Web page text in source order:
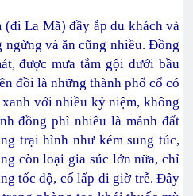
(đi La Mã) đầy ắp du khách và
và ăn cũng nhiều. Đồng
được mưa tắm gội dưới bầu
đồi là những thành phố cổ có
với nhiều kỷ niệm, không
đồng phì nhiêu là mảnh đất
trại hình như kém sung túc,
còn loại gia súc lớn nữa, chỉ
tốc độ, cố lấp đi giờ trễ. Đây